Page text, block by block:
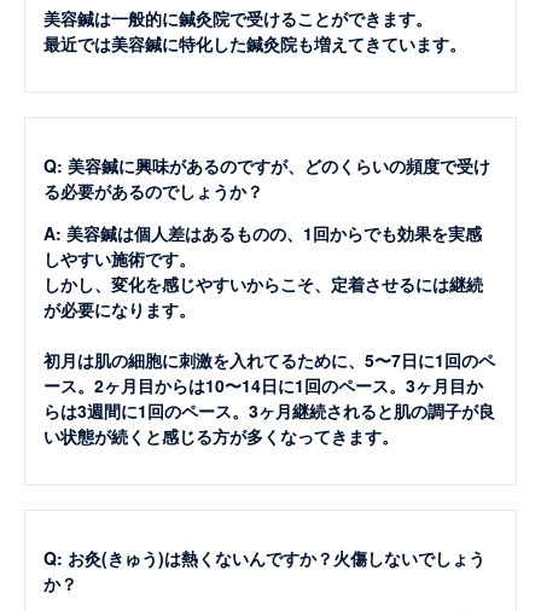
美容鍼は一般的に鍼灸院で受けることができます。
最近では美容鍼に特化した鍼灸院も増えてきています。
Q: 美容鍼に興味があるのですが、どのくらいの頻度で受け
る必要があるのでしょうか？
A: 美容鍼は個人差はあるものの、1回からでも効果を実感
しやすい施術です。
しかし、変化を感じやすいからこそ、定着させるには継続
が必要になります。
初月は肌の細胞に刺激を入れてるために、5〜7日に1回のペ
ース。2ヶ月目からは10〜14日に1回のペース。3ヶ月目か
らは3週間に1回のペース。3ヶ月継続されると肌の調子が良
い状態が続くと感じる方が多くなってきます。
Q: お灸(きゅう)は熱くないんですか？火傷しないでしょう
か？